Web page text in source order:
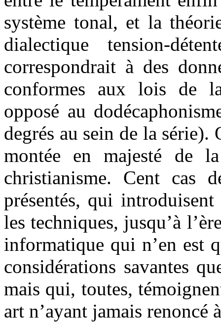
système tonal, et la
dialectique tension-
correspondrait à des
conformes aux lois de
opposé au
degrés au sein de la série).
montée en majesté de
christianisme. Cent cas
présentés, qui
les techniques, jusqu’à
informatique qui n’en est
considérations savantes
mais qui, toutes,
art n’ayant jamais renoncé